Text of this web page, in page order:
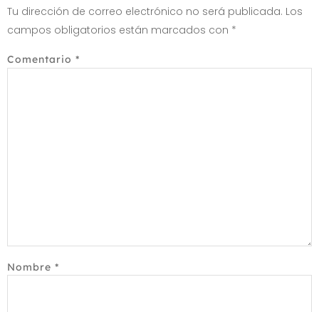
Tu dirección de correo electrónico no será publicada. Los
campos obligatorios están marcados con *
Comentario *
Nombre *